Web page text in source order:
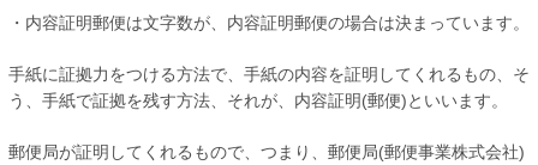
・内容証明郵便は文字数が、内容証明郵便の場合は決まっています。
手紙に証拠力をつける方法で、手紙の内容を証明してくれるもの、そ
う、手紙で証拠を残す方法、それが、内容証明(郵便)といいます。
郵便局が証明してくれるもので、つまり、郵便局(郵便事業株式会社)